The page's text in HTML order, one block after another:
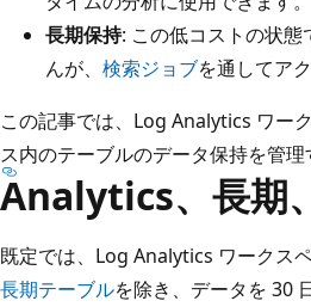
長期保持: この低コストの状
んが、 検索ジョブを通してア
この記事では、Log Analytics ワー
ス内のテーブルのデータ保持を管理
Analytics、長期
既定では、Log Analytics ワークス
長期テーブルを除き、データを 30